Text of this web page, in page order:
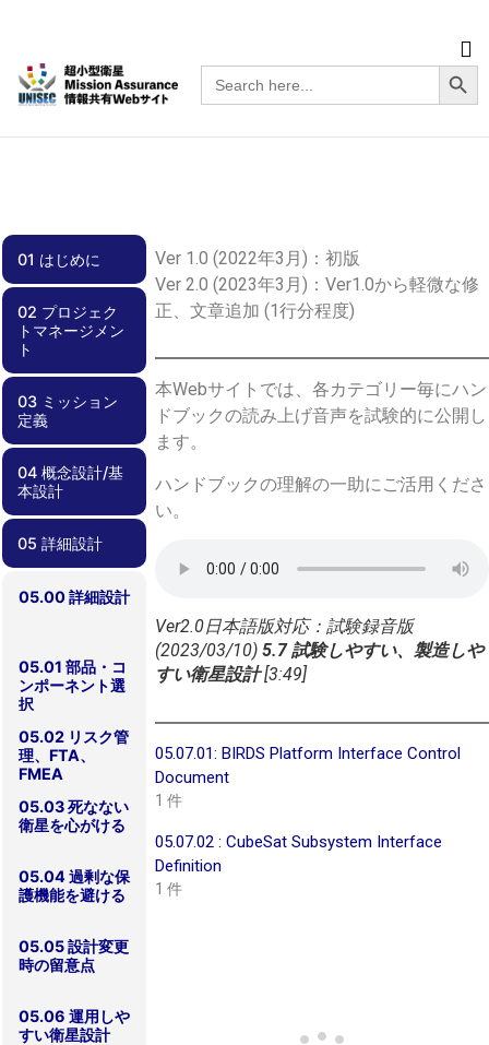
Search
for:
01 はじめに
01.00 はじめに
02 プロジェク
トマネージメン
ト
02.00 プロジェ
クトマネージメ
02.01 スケジュ
ール管理
02.02 チーム体
制
02.03 効率化
02.04 周波数調
整・電波免許
02.05 安全要求
への適合
02.06 文書管理
02.07 不具合管
理
02.08 外部ステ
ークホルダとの
02.09 資金計画
03 ミッション
定義
03.00 ミッショ
ン定義
03.01 実現性
03.02 サクセス
クライテリア
03.03 ミッショ
ンシナリオ
03.04 リスク管
理
04 概念設計/基
本設計
04.00 概念設
04.01 要求管理
04.02 過去のプ
04.03 安全要求
04.04 検証計
05 詳細設計
05.00 詳細設計
05.01 部品・コ
ンポーネント選
択
05.02 リスク管
理、FTA、
FMEA
05.03 死なない
衛星を心がける
05.04 過剰な保
護機能を避ける
05.05 設計変更
時の留意点
05.06 運用しや
すい衛星設計
Ver 1.0 (2022年3月)：初版
Ver 2.0 (2023年3月)：Ver1.0から軽微な修
正、文章追加 (1行分程度)
本Webサイトでは、各カテゴリー毎にハン
ドブックの読み上げ音声を試験的に公開し
ます。
ハンドブックの理解の一助にご活用くださ
い。
Ver2.0日本語版対応：試験録音版
(2023/03/10)5.7 試験しやすい、製造しや
すい衛星設計[3:49]
05.07.01: BIRDS Platform Interface Control
Document
1 件
05.07.02 : CubeSat Subsystem Interface
Definition
1 件